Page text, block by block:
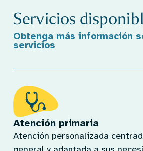
Servicios
Obtenga más información
servicios
Atención primaria
Atención personalizada